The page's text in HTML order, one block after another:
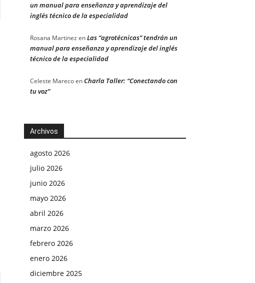
un manual para enseñanza y aprendizaje del
inglés técnico de la especialidad
Rosana Martinez enLas “agrotécnicas” tendrán un
manual para enseñanza y aprendizaje del inglés
técnico de la especialidad
Celeste MarecoenCharla Taller: “Conectando con
tu voz”
Archivos
agosto 2026
julio 2026
junio 2026
mayo 2026
abril 2026
marzo 2026
febrero 2026
enero 2026
diciembre 2025